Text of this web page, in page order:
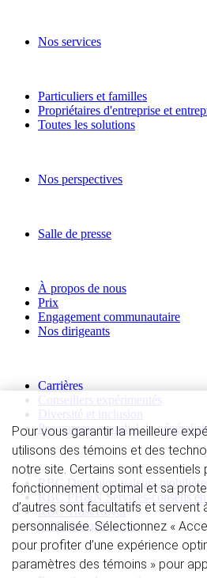
Nos services
Particuliers et familles
Propriétaires d'entreprise et
Toutes les solutions
Nos perspectives
Salle de presse
À propos de nous
Prix
Engagement communautaire
Nos dirigeants
Carrières
Conseillers expérimentés
Diversité et inclusion
Programme mondial de
Divisions
RBC Dominion valeurs
RBC PH&N Services-conseils en
RBC Trust Royal
RBC Banque privée
Protection des renseignements
Pour vous garantir la meilleure
utilisons des témoins et des
notre site. Certains sont essentiels
fonctionnement optimal et sa
d’autres sont facultatifs et servent
personnalisée. Sélectionnez «
pour profiter d’une expérience
paramètres des témoins » pour